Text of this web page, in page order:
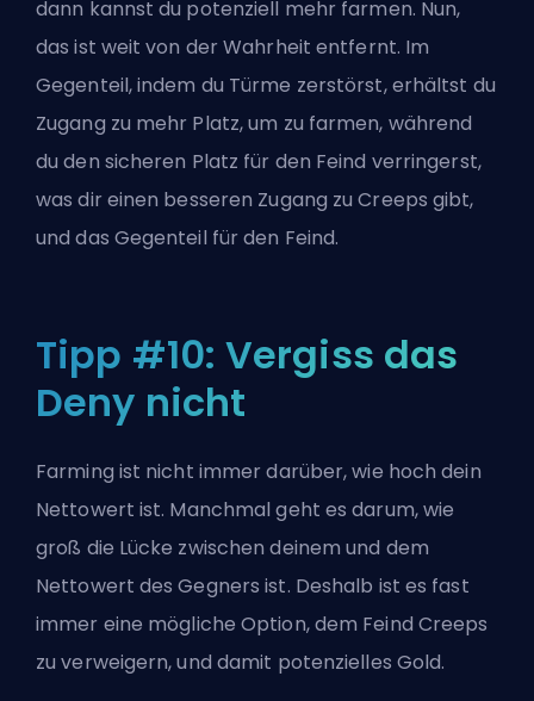
dann kannst du potenziell mehr farmen. Nun,
das ist weit von der Wahrheit entfernt. Im
Gegenteil, indem du Türme zerstörst, erhältst du
Zugang zu mehr Platz, um zu farmen, während
du den sicheren Platz für den Feind verringerst,
was dir einen besseren Zugang zu Creeps gibt,
und das Gegenteil für den Feind.
Tipp #10: Vergiss das
Deny nicht
Farming ist nicht immer darüber, wie hoch dein
Nettowert ist. Manchmal geht es darum, wie
groß die Lücke zwischen deinem und dem
Nettowert des Gegners ist. Deshalb ist es fast
immer eine mögliche Option, dem Feind Creeps
zu verweigern, und damit potenzielles Gold.